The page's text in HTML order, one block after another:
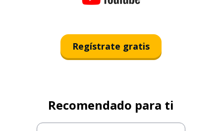
Regístrate gratis
Recomendado para ti